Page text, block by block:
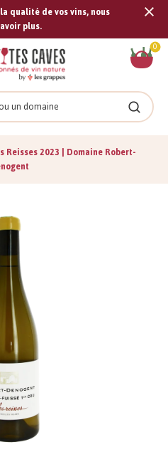
qualité de vos vins, nous
plus.
0
Reisses 2023 | Domaine Robert-